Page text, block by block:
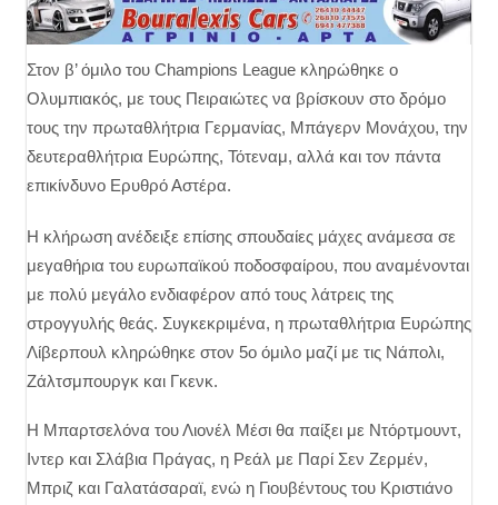
Στον β’ όμιλο του Champions League κληρώθηκε ο
Ολυμπιακός, με τους Πειραιώτες να βρίσκουν στο δρόμο
τους την πρωταθλήτρια Γερμανίας, Μπάγερν Μονάχου, την
δευτεραθλήτρια Ευρώπης, Τότεναμ, αλλά και τον πάντα
επικίνδυνο Ερυθρό Αστέρα.
Η κλήρωση ανέδειξε επίσης σπουδαίες μάχες ανάμεσα σε
μεγαθήρια του ευρωπαϊκού ποδοσφαίρου, που αναμένονται
με πολύ μεγάλο ενδιαφέρον από τους λάτρεις της
στρογγυλής θεάς. Συγκεκριμένα, η πρωταθλήτρια Ευρώπης
Λίβερπουλ κληρώθηκε στον 5ο όμιλο μαζί με τις Νάπολι,
Ζάλτσμπουργκ και Γκενκ.
Η Μπαρτσελόνα του Λιονέλ Μέσι θα παίξει με Ντόρτμουντ,
Ιντερ και Σλάβια Πράγας, η Ρεάλ με Παρί Σεν Ζερμέν,
Μπριζ και Γαλατάσαραϊ, ενώ η Γιουβέντους του Κριστιάνο